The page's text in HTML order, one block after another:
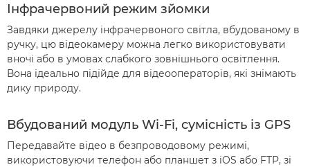
Інфрачервоний режим зйомки
Завдяки джерелу інфрачервоного світла, вбудованому в
ручку, цю відеокамеру можна легко використовувати
вночі або в умовах слабкого зовнішнього освітлення.
Вона ідеально підійде для відеооператорів, які знімають
дику природу.
Вбудований модуль Wi-Fi, сумісність із GPS
Передавайте відео в безпроводовому режимі,
використовуючи телефон або планшет з iOS або FTP, зі